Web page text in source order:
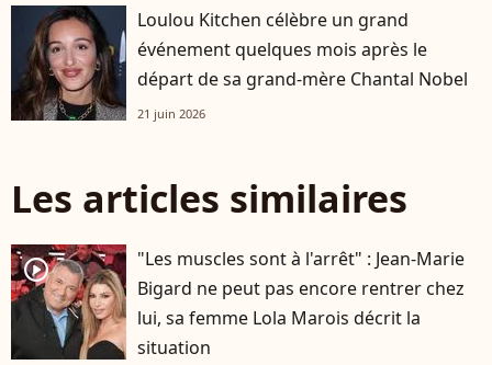
Loulou Kitchen célèbre un grand
événement quelques mois après le
départ de sa grand-mère Chantal Nobel
21 juin 2026
Les articles similaires
player2
"Les muscles sont à l'arrêt" : Jean-Marie
Bigard ne peut pas encore rentrer chez
lui, sa femme Lola Marois décrit la
situation